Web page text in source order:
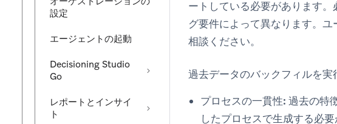
設定
エージェントの起動
Decisioning Studio
Go
レポートとインサイ
ト
ートしている必要があります
グ要件によって異なります。
相談ください。
過去データのバックフィルを実
プロセスの一貫性: 過去の特
したプロセスで生成する必